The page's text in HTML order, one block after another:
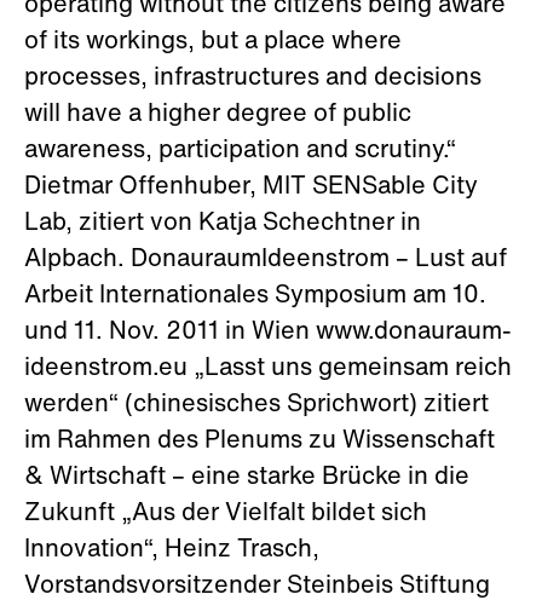
operating without the citizens being aware
of its workings, but a place where
processes, infrastructures and decisions
will have a higher degree of public
awareness, participation and scrutiny.“
Dietmar Offenhuber, MIT SENSable City
Lab, zitiert von Katja Schechtner in
Alpbach. DonauraumIdeenstrom – Lust auf
Arbeit Internationales Symposium am 10.
und 11. Nov. 2011 in Wien www.donauraum-
ideenstrom.eu „Lasst uns gemeinsam reich
werden“ (chinesisches Sprichwort) zitiert
im Rahmen des Plenums zu Wissenschaft
& Wirtschaft – eine starke Brücke in die
Zukunft „Aus der Vielfalt bildet sich
Innovation“, Heinz Trasch,
Vorstandsvorsitzender Steinbeis Stiftung